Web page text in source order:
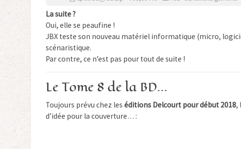
La suite ?
Oui, elle se peaufine !
JBX teste son nouveau matériel informatique (micro,
scénaristique.
Par contre, ce n’est pas pour tout de suite !
Le Tome 8 de la BD…
Toujours prévu chez les éditions Delcourt pour début 2018,
d’idée pour la couverture… :